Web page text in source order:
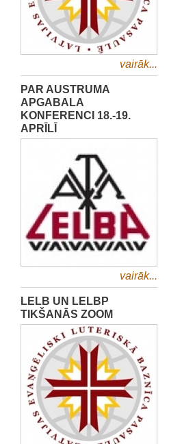
vairāk...
PAR AUSTRUMA
APGABALA
KONFERENCI 18.-19.
APRĪLĪ
vairāk...
LELB UN LELBP
TIKŠANĀS ZOOM